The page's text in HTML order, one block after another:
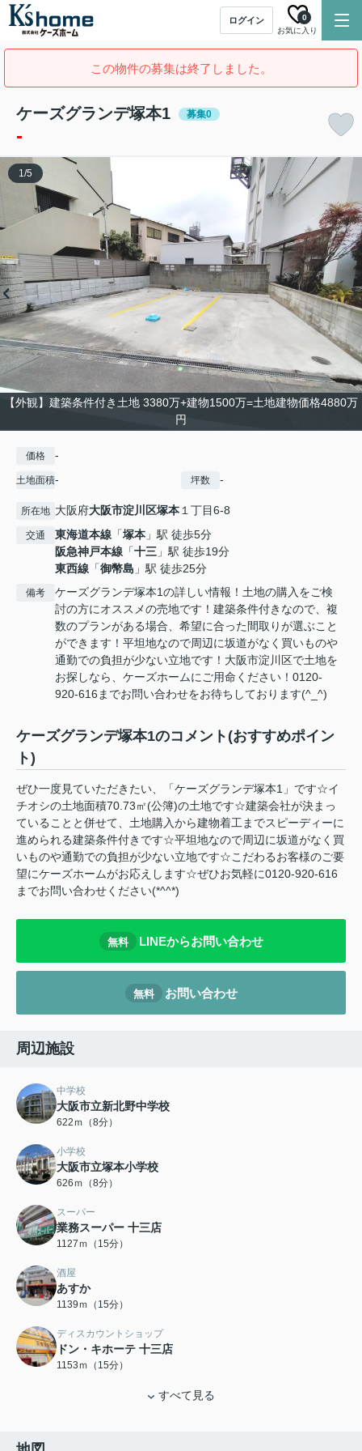
ログイン
お気に入り
0
この物件の募集は終了しました。
ケーズグランデ塚本1 募集0
-
【外観】建築条件付き土地 3380万+建物1500万=土地建物価格4880万
円
1/5
価格 -
土地面積- 坪数 -
所在地 大阪府大阪市淀川区塚本１丁目6-8
交通 東海道本線 「塚本 」駅 徒歩5分
阪急神戸本線 「十三 」駅 徒歩19分
東西線 「御幣島 」駅 徒歩25分
備考
ケーズグランデ塚本1の詳しい情報！土地の購入をご検
討の方にオススメの売地です！建築条件付きなので、複
数のプランがある場合、希望に合った間取りが選ぶこと
ができます！平坦地なので周辺に坂道がなく買いものや
通勤での負担が少ない立地です！大阪市淀川区で土地を
お探しなら、ケーズホームにご用命ください！0120-
920-616までお問い合わせをお待ちしております(^_^)
ケーズグランデ塚本1のコメント(おすすめポイン
ト)
ぜひ一度見ていただきたい、「ケーズグランデ塚本1」です☆イ
チオシの土地面積70.73㎡(公簿)の土地です☆建築会社が決まっ
ていることと併せて、土地購入から建物着工までスピーディーに
進められる建築条件付きです☆平坦地なので周辺に坂道がなく買
いものや通勤での負担が少ない立地です☆こだわるお客様のご要
望にケーズホームがお応えします☆ぜひお気軽に0120-920-616
までお問い合わせください(*^^*)
無料 LINEからお問い合わせ
無料 お問い合わせ
周辺施設
中学校
大阪市立新北野中学校
622ｍ（8分）
小学校
大阪市立塚本小学校
626ｍ（8分）
スーパー
業務スーパー 十三店
1127ｍ（15分）
酒屋
あすか
1139ｍ（15分）
ディスカウントショップ
ドン・キホーテ 十三店
1153ｍ（15分）
すべて見る